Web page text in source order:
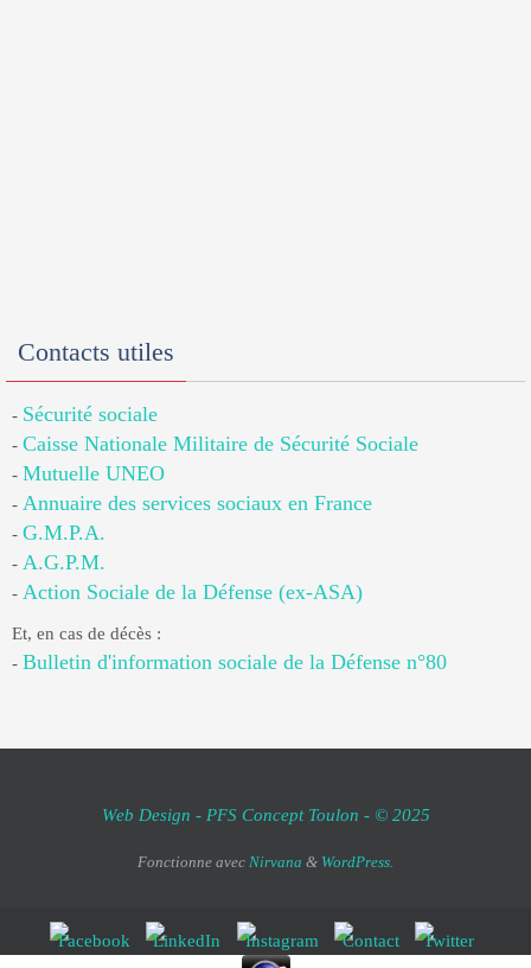
Contacts utiles
- Sécurité sociale
- Caisse Nationale Militaire de Sécurité Sociale
- Mutuelle UNEO
- Annuaire des services sociaux en France
- G.M.P.A.
- A.G.P.M.
- Action Sociale de la Défense (ex-ASA)
Et, en cas de décès :
- Bulletin d'information sociale de la Défense n°80
Web Design - PFS Concept Toulon - © 2025
Fonctionne avec Nirvana & WordPress.